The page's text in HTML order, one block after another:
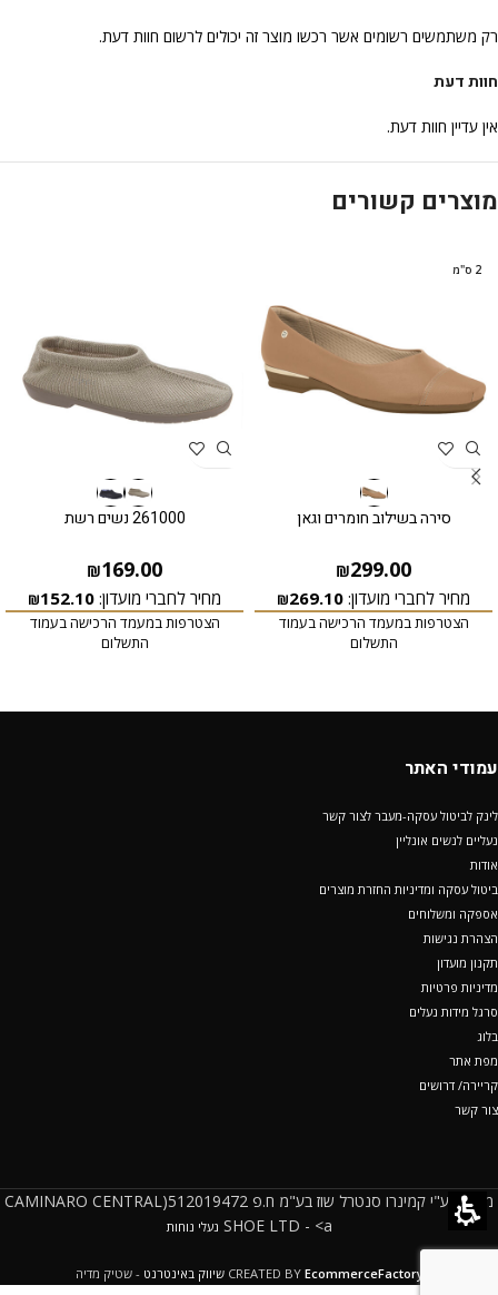
חוות דעת
אין עדיין חוות דעת.
רק משתמשים רשומים אשר רכשו מוצר זה יכולים לרשום חוות דעת.
מוצרים קשורים
2 ס"מ
סירה בשילוב חומרים וגאן
₪299.00
מחיר לחברי מועדון: ₪269.10
הצטרפות במעמד הרכישה בעמוד
התשלום
261000 נשים רשת
₪169.00
מחיר לחברי מועדון: ₪152.10
הצטרפות במעמד הרכישה בעמוד
התשלום
עמודי האתר
לינק לביטול עסקה-מעבר לצור קשר
נעליים לנשים אונליין
אודות
ביטול עסקה ומדיניות החזרת מוצרים
אספקה ומשלוחים
הצהרת נגישות
תקנון מועדון
מדיניות פרטיות
סרגל מידות נעלים
בלוג
מפת אתר
קריירה/ דרושים
צור קשר
מופעל ע"י קמינרו סנטרל שוז בע"מ ח.פ 512019472(CAMINARO CENTRAL
SHOE LTD - <a נעלי נוחות
CREATED BY EcommerceFactory שיווק באינטרנט - שטיק מדיה